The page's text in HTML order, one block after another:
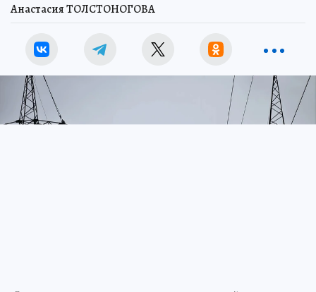
Анастасия ТОЛСТОНОГОВА